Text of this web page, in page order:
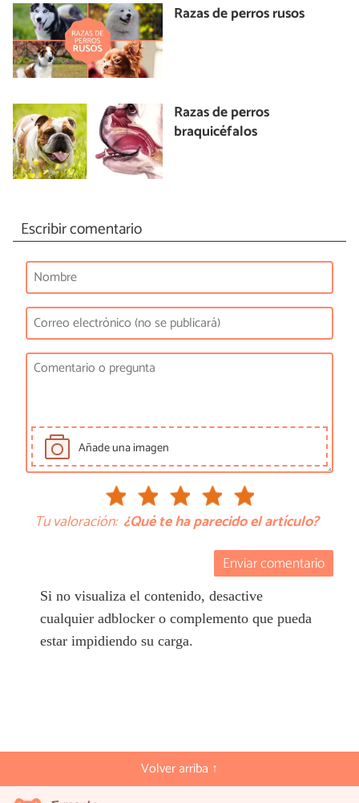
Razas de perros rusos
Razas de perros
braquicéfalos
Escribir comentario
Añade una imagen
Tu valoración: ¿Qué te ha parecido el artículo?
Enviar comentario
Si no visualiza el contenido, desactive
cualquier adblocker o complemento que pueda
estar impidiendo su carga.
Volver arriba ↑